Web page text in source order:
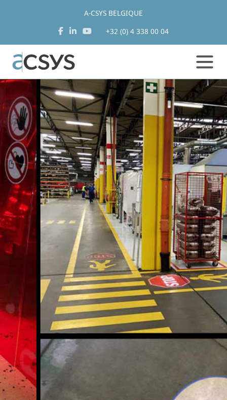
Aller
contenu
A-CSYS BELGIQUE
+32 (0) 4 338 00 04